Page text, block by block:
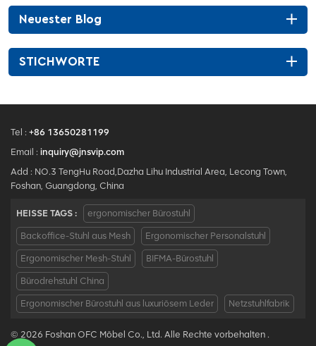
Neuester Blog
STICHWORTE
Tel : +86 13650281199
Email : inquiry@jnsvip.com
Add : NO.3 TengHu Road,Dazha Lihu Industrial Area, Lecong Town,
Foshan, Guangdong, China
HEISSE TAGS : ergonomischer Bürostuhl
Backoffice-Stuhl aus Mesh Ergonomischer Personalstuhl
Ergonomischer Mesh-Stuhl BIFMA-Bürostuhl
Bürodrehstuhl China
Ergonomischer Bürostuhl aus luxuriösem Leder Netzstuhlfabrik
© 2026 Foshan OFC Möbel Co., Ltd. Alle Rechte vorbehalten .